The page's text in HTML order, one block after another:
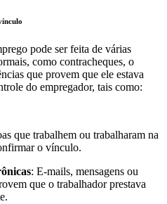
pode ser feita de várias
como contracheques, o
que provem que ele estava
do empregador, tais como:
que trabalhem ou trabalharam na
o vínculo.
: E-mails, mensagens ou
que o trabalhador prestava